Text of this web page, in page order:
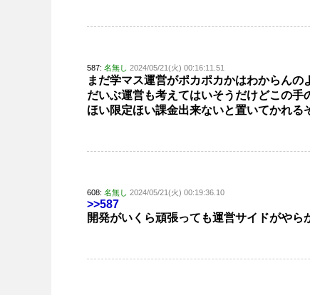
587: 名無し 2024/05/21(火) 00:16:11.51
まだ学マス運営がポカポカかはわからんの
だいぶ運営も考えてはいそうだけどこの手
ほい限定ほい課金出来ないと置いてかれる
608: 名無し 2024/05/21(火) 00:19:36.10
>>587
開発がいくら頑張っても運営サイドがや